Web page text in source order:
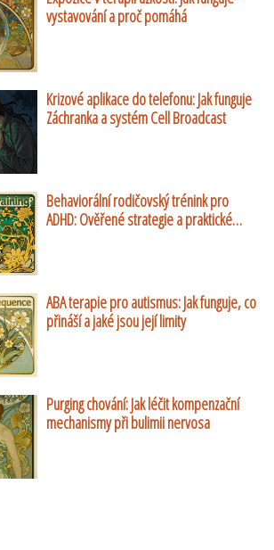
vystavování a proč pomáhá
Krizové aplikace do telefonu: Jak funguje
Záchranka a systém Cell Broadcast
Behaviorální rodičovský trénink pro
ADHD: Ověřené strategie a praktické
ABA terapie pro autismus: Jak funguje, co
přináší a jaké jsou její limity
Purging chování: Jak léčit kompenzační
mechanismy při bulimii nervosa